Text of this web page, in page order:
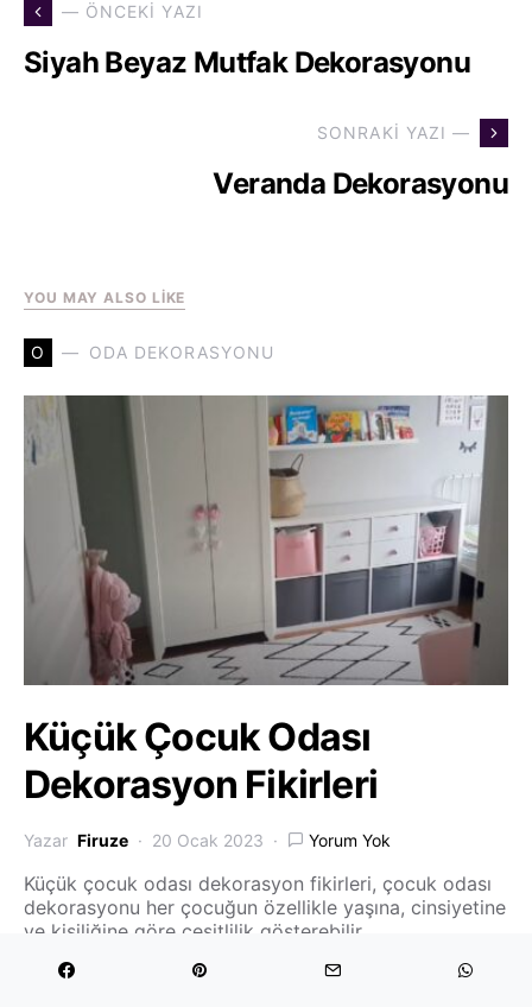
— ÖNCEKI YAZI
Siyah Beyaz Mutfak Dekorasyonu
SONRAKI YAZI —
Veranda Dekorasyonu
YOU MAY ALSO LIKE
O ODA DEKORASYONU
Küçük Çocuk Odası
Dekorasyon Fikirleri
Yazar Firuze 20 Ocak 2023 Yorum Yok
Küçük çocuk odası dekorasyon fikirleri, çocuk odası
dekorasyonu her çocuğun özellikle yaşına, cinsiyetine
ve kişiliğine göre çeşitlilik gösterebilir.…